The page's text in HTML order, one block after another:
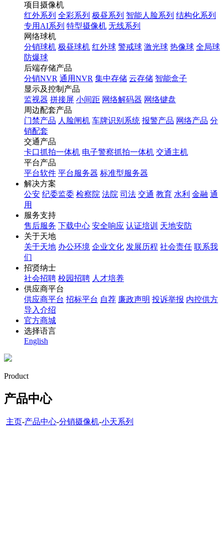
项目摄像机
红外系列 全彩系列 极昼系列 智能人脸系列 结构化系列
专用AI系列 特型摄像机 无线系列
网络球机
分销球机 极昼球机 红外球 警戒球 激光球 热像球 全局球
防爆球
后端存储产品
分销NVR 通用NVR 集中存储 云存储 智能盒子
显示及控制产品
监视器 拼接屏 小间距 网络解码器 网络键盘
周边配套产品
门禁产品 人脸闸机 车牌识别系统 报警产品 网络产品 分
销配套
交通产品
卡口抓拍一体机 电子警察抓拍一体机 交通主机
平台产品
平台软件 平台服务器 标准型服务器
解决方案
公安 纪委监委 检察院 法院 司法 交通 教育 水利 金融 通
用
服务支持
售后服务 下载中心 安全响应 认证培训 天地安防
关于天地
关于天地 办公环境 企业文化 发展历程 社会责任 联系我
们
招贤纳士
社会招聘 校园招聘 人才培养
供应商平台
供应商平台 招标平台 自荐 廉政声明 投诉举报 内控供方
导入介绍
官方商城
选择语言
English
Product
产品中心
主页-产品中心-分销摄像机-小天系列